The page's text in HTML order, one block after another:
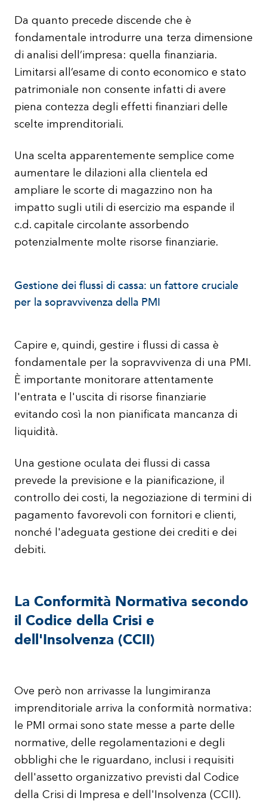
Da quanto precede discende che è
fondamentale introdurre una terza dimensione
di analisi dell’impresa: quella finanziaria.
Limitarsi all’esame di conto economico e stato
patrimoniale non consente infatti di avere
piena contezza degli effetti finanziari delle
scelte imprenditoriali.
Una scelta apparentemente semplice come
aumentare le dilazioni alla clientela ed
ampliare le scorte di magazzino non ha
impatto sugli utili di esercizio ma espande il
c.d. capitale circolante assorbendo
potenzialmente molte risorse finanziarie.
Gestione dei flussi di cassa: un fattore cruciale
per la sopravvivenza della PMI
Capire e, quindi, gestire i flussi di cassa è
fondamentale per la sopravvivenza di una PMI.
È importante monitorare attentamente
l'entrata e l'uscita di risorse finanziarie
evitando così la non pianificata mancanza di
liquidità.
Una gestione oculata dei flussi di cassa
prevede la previsione e la pianificazione, il
controllo dei costi, la negoziazione di termini di
pagamento favorevoli con fornitori e clienti,
nonché l'adeguata gestione dei crediti e dei
debiti.
La Conformità Normativa secondo
il Codice della Crisi e
dell'Insolvenza (CCII)
Ove però non arrivasse la lungimiranza
imprenditoriale arriva la conformità normativa:
le PMI ormai sono state messe a parte delle
normative, delle regolamentazioni e degli
obblighi che le riguardano, inclusi i requisiti
dell'assetto organizzativo previsti dal Codice
della Crisi di Impresa e dell'Insolvenza (CCII).